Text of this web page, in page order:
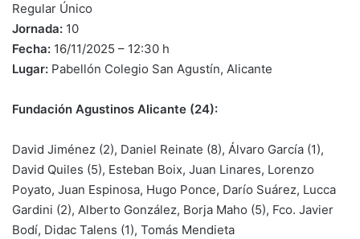
Regular Único
Jornada: 10
Fecha: 16/11/2025 – 12:30 h
Lugar: Pabellón Colegio San Agustín, Alicante
Fundación Agustinos Alicante (24):
David Jiménez (2), Daniel Reinate (8), Álvaro García (1),
David Quiles (5), Esteban Boix, Juan Linares, Lorenzo
Poyato, Juan Espinosa, Hugo Ponce, Darío Suárez, Lucca
Gardini (2), Alberto González, Borja Maho (5), Fco. Javier
Bodí, Didac Talens (1), Tomás Mendieta